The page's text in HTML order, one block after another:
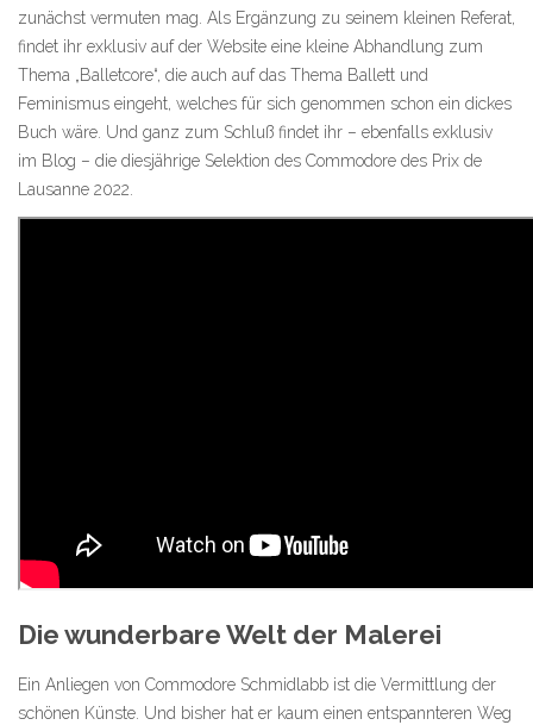
zunächst vermuten mag. Als Ergänzung zu seinem kleinen Referat,
findet ihr exklusiv auf der Website eine kleine Abhandlung zum
Thema „Balletcore“, die auch auf das Thema Ballett und
Feminismus eingeht, welches für sich genommen schon ein dickes
Buch wäre. Und ganz zum Schluß findet ihr – ebenfalls exklusiv
im Blog – die diesjährige Selektion des Commodore des Prix de
Lausanne 2022.
Die wunderbare Welt der Malerei
Ein Anliegen von Commodore Schmidlabb ist die Vermittlung der
schönen Künste. Und bisher hat er kaum einen entspannteren Weg